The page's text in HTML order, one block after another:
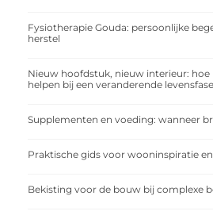
Fysiotherapie Gouda: persoonlijke
herstel
Nieuw hoofdstuk, nieuw interieur: hoe
helpen bij een veranderende levensfase
Supplementen en voeding: wanneer
Praktische gids voor wooninspiratie
Bekisting voor de bouw bij complexe